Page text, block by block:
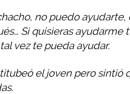
no puedo
Si quisieras
vez te pueda ayudar.
el joven pero sintió